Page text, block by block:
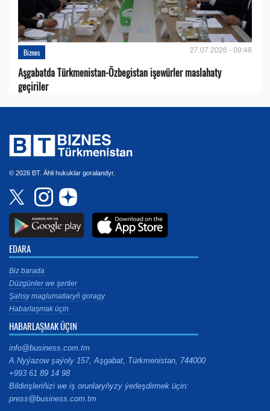
Biznes 27.07.2026 - 09:48
Aşgabatda Türkmenistan-Özbegistan işewürler maslahaty
geçiriler
© 2026 BT. Ähli hukuklar goralandyr.
EDARA
Biz barada
Düzgünler we şertler
Şahsy maglumatlaryň goragy
Habarlaşmak üçin
HABARLAŞMAK ÜÇIN
info@business.com.tm
A.Nyýazow şaýoly 157, Aşgabat, Türkmenistan, 744000
+993 61 89 14 98
Bildirişleriňizi we iş orunlaryňyzy ýerleşdirmek üçin:
press@business.com.tm